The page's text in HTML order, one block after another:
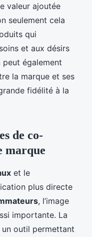
valeur ajoutée
seulement cela
qui
et aux désirs
peut également
la marque et ses
fidélité à la
de co-
marque
et le
plus directe
, l’image
importante. La
outil permettant